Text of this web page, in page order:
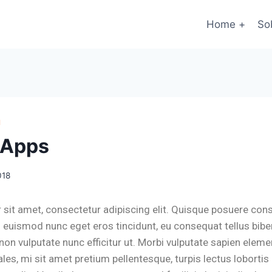
Home +
amet, consectetur adipiscing elit. Quisque posuere
nunc eget eros tincidunt, eu consequat tellus
vulputate nunc efficitur ut. Morbi vulputate sapien
mi sit amet pretium pellentesque, turpis lectus